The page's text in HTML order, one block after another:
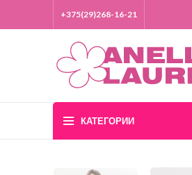
+375(29)268-16-21
КАТЕГОРИИ